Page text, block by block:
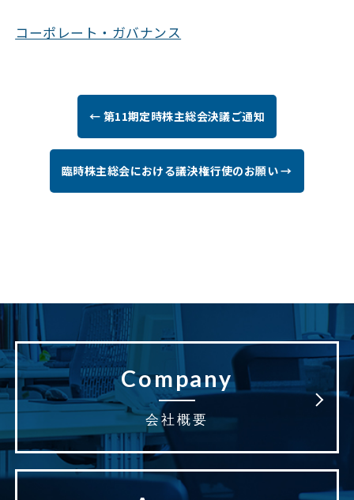
コーポレート・ガバナンス
← 第11期定時株主総会決議ご通知
臨時株主総会における議決権行使のお願い →
Company
会社概要